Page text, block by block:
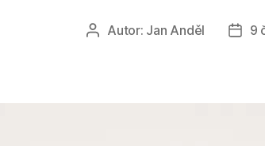
AutorAutor: Jan Anděl 9